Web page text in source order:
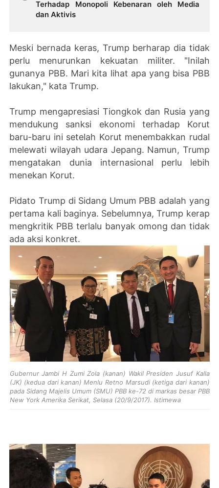
Terhadap Monopoli Kebenaran oleh Media
dan Aktivis
Meski bernada keras, Trump berharap dia tidak
perlu menurunkan kekuatan militer. "Inilah
gunanya PBB. Mari kita lihat apa yang bisa PBB
lakukan," kata Trump.
Trump mengapresiasi Tiongkok dan Rusia yang
mendukung sanksi ekonomi terhadap Korut
baru-baru ini setelah Korut menembakkan rudal
melewati wilayah udara Jepang. Namun, Trump
mengatakan dunia internasional perlu lebih
menekan Korut.
Pidato Trump di Sidang Umum PBB adalah yang
pertama kali baginya. Sebelumnya, Trump kerap
mengkritik PBB terlalu banyak omong dan tidak
ada aksi konkret.
Gubernur Jambi H Zumi Zola (kanan) Wakil Presiden Jusuf Kalla
(JK) (kedua dari kanan)Menlu Retno Marsudi (ketiga dari kanan)
pada Sidang Majelis Umum (SMU) PBB ke-72 di markas besar PBB
New York Amerika Serikat, Selasa (20/9/2017). Istimewa